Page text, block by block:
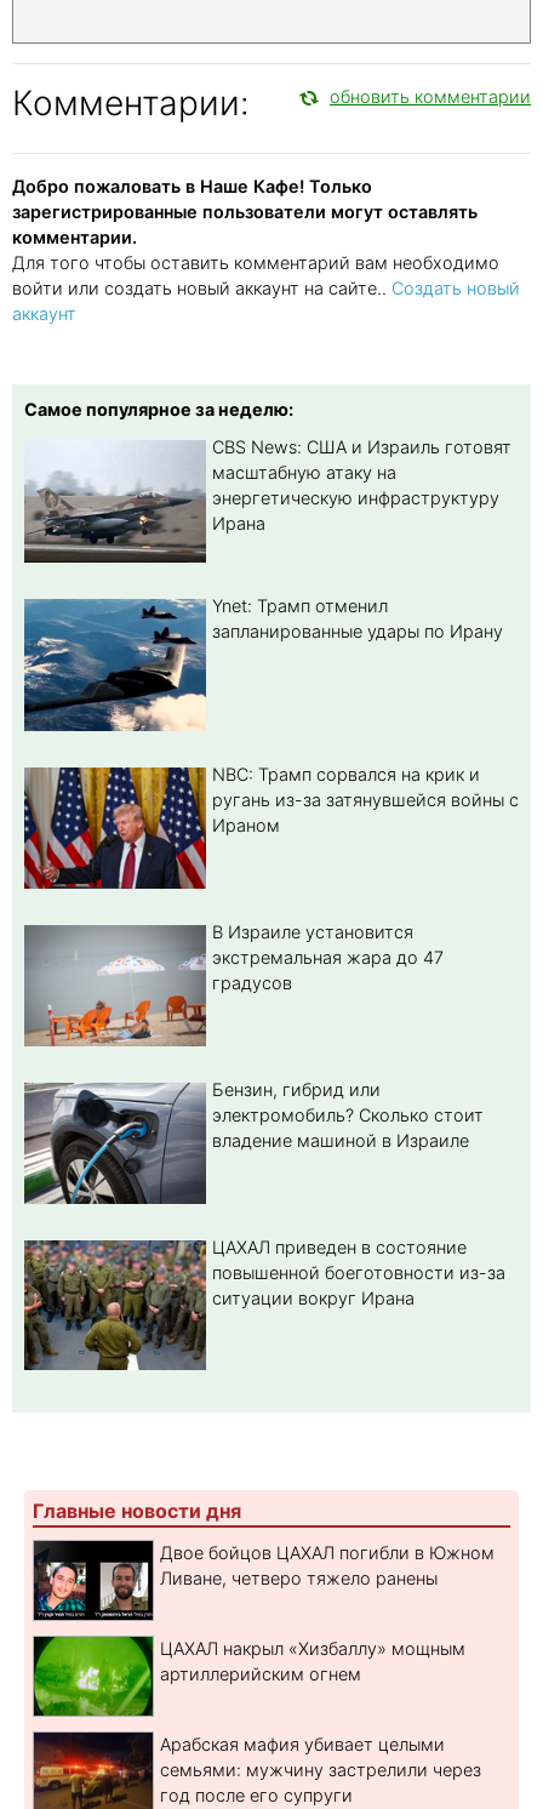
Комментарии: обновить комментарии
Добро пожаловать в Наше Кафе! Только
зарегистрированные пользователи могут оставлять
комментарии.
Для того чтобы оставить комментарий вам необходимо
войти или создать новый аккаунт на сайте.. Создать новый
аккаунт
Самое популярное за неделю:
CBS News: США и Израиль готовят
масштабную атаку на
энергетическую инфраструктуру
Ирана
Ynet: Трамп отменил
запланированные удары по Ирану
NBC: Трамп сорвался на крик и
ругань из-за затянувшейся войны с
Ираном
В Израиле установится
экстремальная жара до 47
градусов
Бензин, гибрид или
электромобиль? Cколько стоит
владение машиной в Израиле
ЦАХАЛ приведен в состояние
повышенной боеготовности из-за
ситуации вокруг Ирана
Главные новости дня
Двое бойцов ЦАХАЛ погибли в Южном
Ливане, четверо тяжело ранены
ЦАХАЛ накрыл «Хизбаллу» мощным
артиллерийским огнем
Арабская мафия убивает целыми
семьями: мужчину застрелили через
год после его супруги